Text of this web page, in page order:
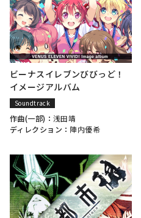
ビーナスイレブンびびっど！
イメージアルバム
Soundtrack
作曲(一部)： 浅田靖
ディレクション： 陣内優希